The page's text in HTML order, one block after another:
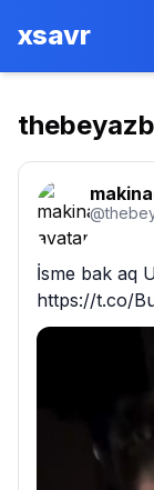
xsavr
@
İsme bak aq
https://t.co/